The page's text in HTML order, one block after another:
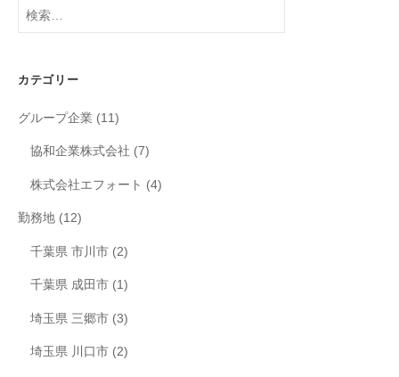
検
索
カテゴリー
グループ企業 (11)
協和企業株式会社 (7)
株式会社エフォート (4)
勤務地 (12)
千葉県 市川市(2)
千葉県 成田市(1)
埼玉県 三郷市(3)
埼玉県 川口市(2)